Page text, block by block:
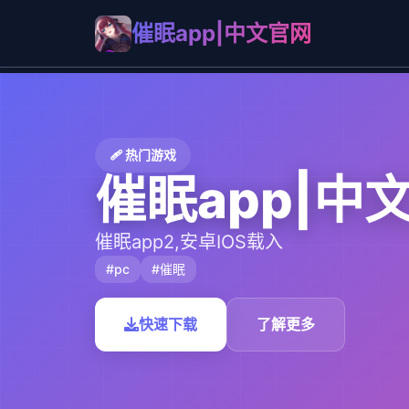
催眠app|中文官网
🩹 热门游戏
催眠app|中
催眠app2,安卓IOS载入
#pc #催眠
快速下载 了解更多